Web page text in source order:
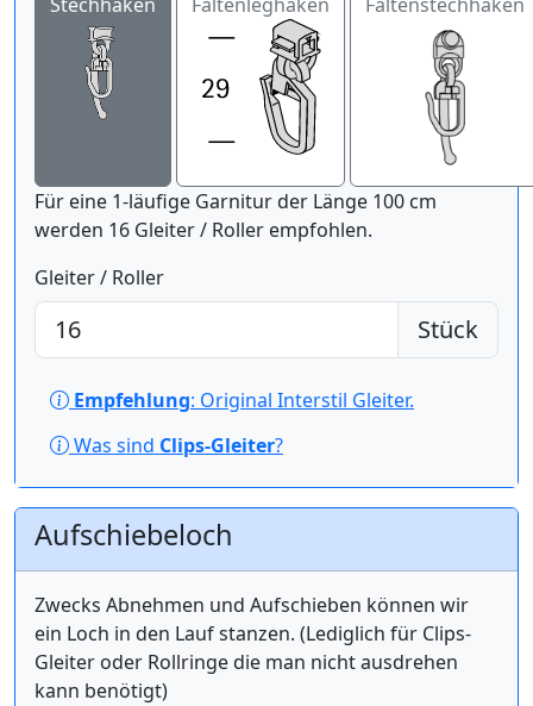
Stechhaken Faltenleghaken Faltenstechhaken
Für eine 1-läufige Garnitur der Länge 100 cm
werden 16 Gleiter / Roller empfohlen.
Gleiter / Roller
Stück
Empfehlung: Original Interstil Gleiter.
Was sind Clips-Gleiter?
Aufschiebeloch
Zwecks Abnehmen und Aufschieben können wir
ein Loch in den Lauf stanzen. (Lediglich für Clips-
Gleiter oder Rollringe die man nicht ausdrehen
kann benötigt)